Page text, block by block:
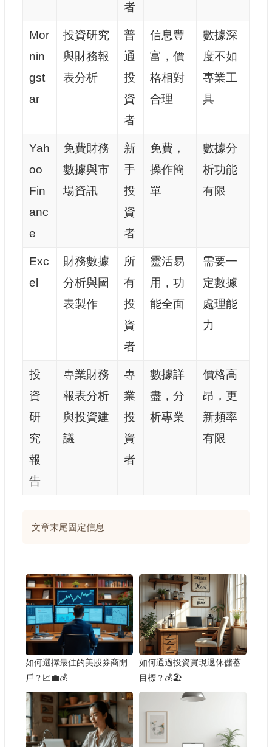
者
Mor
nin
gst
ar
投資研究
與財務報
表分析
普
通
投
資
者
信息豐
富，價
格相對
合理
數據深
度不如
專業工
具
Yah
oo
Fin
anc
e
免費財務
數據與市
場資訊
新
手
投
資
者
免費，
操作簡
單
數據分
析功能
有限
Exc
el
財務數據
分析與圖
表製作
所
有
投
資
者
靈活易
用，功
能全面
需要一
定數據
處理能
力
投
資
研
究
報
告
專業財務
報表分析
與投資建
議
專
業
投
資
者
數據詳
盡，分
析專業
價格高
昂，更
新頻率
有限
文章末尾固定信息
如何選擇最佳的美股券商開
戶？📈💼💰
如何通過投資實現退休儲蓄
目標？💰🏖️